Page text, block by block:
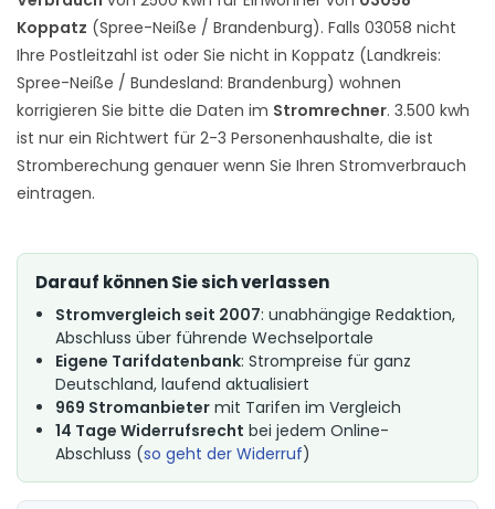
Koppatz (Spree-Neiße / Brandenburg). Falls 03058 nicht
Ihre Postleitzahl ist oder Sie nicht in Koppatz (Landkreis:
Spree-Neiße / Bundesland: Brandenburg) wohnen
korrigieren Sie bitte die Daten im Stromrechner. 3.500 kwh
ist nur ein Richtwert für 2-3 Personenhaushalte, die ist
Stromberechung genauer wenn Sie Ihren Stromverbrauch
eintragen.
Darauf können Sie sich verlassen
Stromvergleich seit 2007: unabhängige Redaktion,
Abschluss über führende Wechselportale
Eigene Tarifdatenbank: Strompreise für ganz
Deutschland, laufend aktualisiert
969 Stromanbieter mit Tarifen im Vergleich
14 Tage Widerrufsrecht bei jedem Online-
Abschluss (so geht der Widerruf)